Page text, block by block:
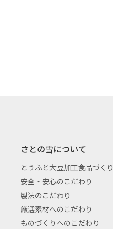
さとの雪について
とうふと大豆加工食品づく
安全・安心のこだわり
製法のこだわり
厳選素材へのこだわり
ものづくりへのこだわり